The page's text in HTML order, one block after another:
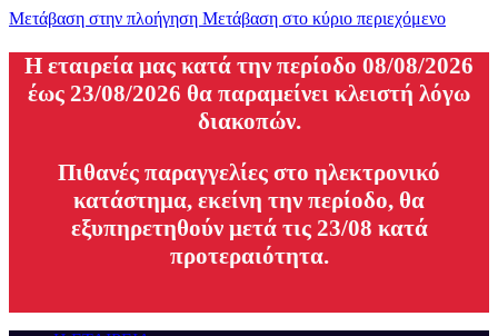
Μετάβαση στην πλοήγηση Μετάβαση στο κύριο περιεχόμενο
H εταιρεία μας κατά την περίοδο 08/08/2026
έως 23/08/2026 θα παραμείνει κλειστή λόγω
διακοπών.
Πιθανές παραγγελίες στο ηλεκτρονικό
κατάστημα, εκείνη την περίοδο, θα
εξυπηρετηθούν μετά τις 23/08 κατά
προτεραιότητα.